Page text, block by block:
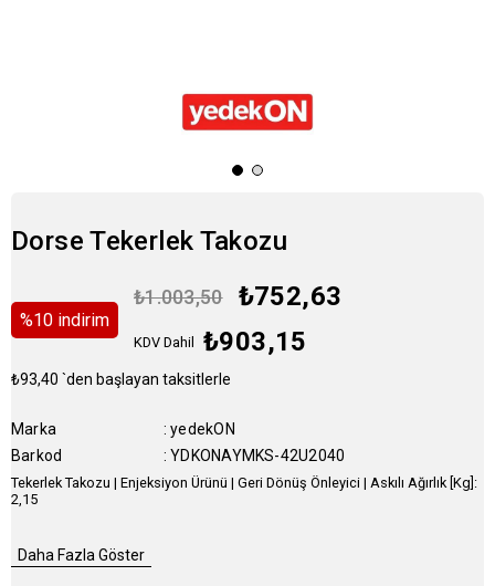
Dorse Tekerlek Takozu
%10 i̇ndirim
₺1.003,50 ₺752,63
KDV Dahil ₺903,15
₺93,40 `den başlayan taksitlerle
Marka : yedekON
Barkod
: YDKONAYMKS-42U2040
Tekerlek Takozu | Enjeksiyon Ürünü | Geri Dönüş Önleyici | Askılı Ağırlık [Kg]:
2,15
Daha Fazla Göster